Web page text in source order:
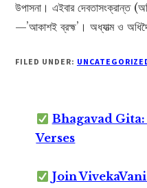
উপাসনা। এইবার দেবতাসংক্রান্ত
—’আকাশই ব্রহ্ম’। অধ্যাত্ম ও
FILED UNDER:
Bhagavad Gita:
Verses
Join